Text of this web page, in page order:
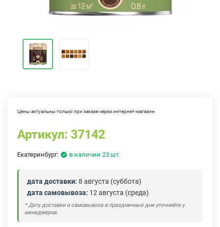
Цены актуальны только при заказе через интернет-магазин
Артикул: 37142
Екатеринбург: в наличии 23 шт.
дата доставки: 8 августа (суббота)
дата самовывоза: 12 августа (среда)
* Дату доставки и самовывоза в праздничные дни уточняйте у
менеджеров.